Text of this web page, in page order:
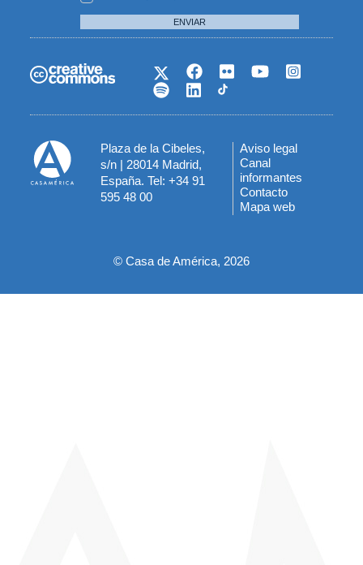
ENVIAR
Plaza de la Cibeles,
s/n | 28014 Madrid,
España. Tel: +34 91
595 48 00
Menú
del
pie
Aviso legal
Canal
informantes
Contacto
Mapa web
© Casa de América, 2026